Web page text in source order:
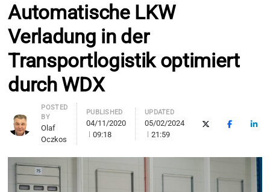
Automatische LKW
Verladung in der
Transportlogistik optimiert
durch WDX
Author
POSTED
BY
Olaf
Oczkos
PUBLISHED
04/11/2020
09:18
UPDATED
05/02/2024
21:59
X (Twitter)Facebook